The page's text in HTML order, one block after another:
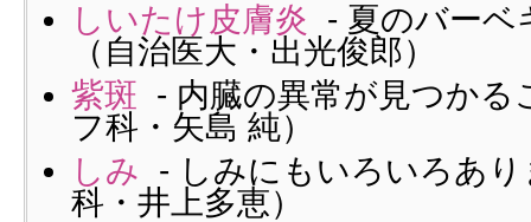
しいたけ皮膚炎 - 夏のバー
（自治医大・出光俊郎）
紫斑 - 内臓の異常が見つか
フ科・矢島 純）
しみ - しみにもいろいろあ
科・井上多恵）